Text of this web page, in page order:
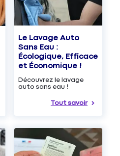
Le Lavage Auto
Sans Eau :
Écologique, Efficace
et Économique !
Découvrez le lavage
auto sans eau !
Tout savoir